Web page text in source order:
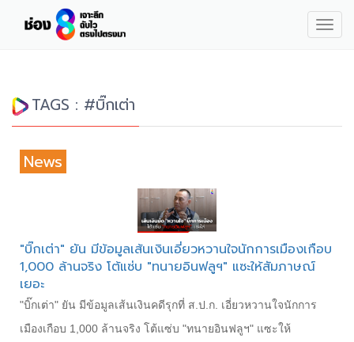
TAGS : #บิ๊กเต่า
News
"บิ๊กเต่า" ยัน มีข้อมูลเส้นเงินเอี่ยวหวานใจนักการเมืองเกือบ
1,000 ล้านจริง โต้แซ่บ "ทนายอินฟลูฯ" แซะให้สัมภาษณ์
เยอะ
"บิ๊กเต่า" ยัน มีข้อมูลเส้นเงินคดีรุกที่ ส.ป.ก. เอี่ยวหวานใจนักการ
เมืองเกือบ 1,000 ล้านจริง โต้แซ่บ "ทนายอินฟลูฯ" แซะให้